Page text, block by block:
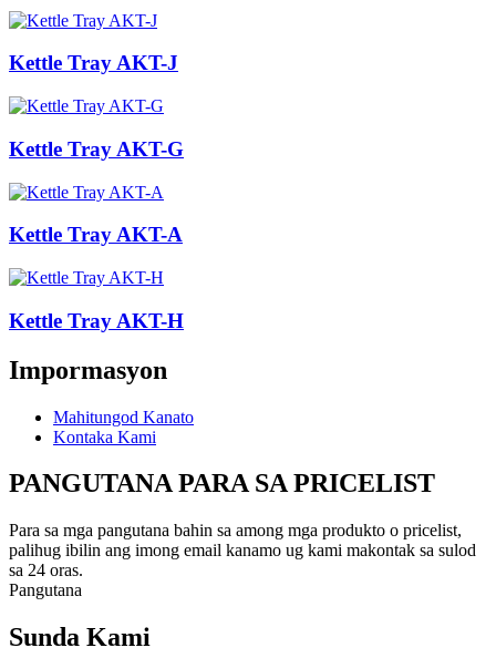
Kettle Tray AKT-J
Kettle Tray AKT-G
Kettle Tray AKT-A
Kettle Tray AKT-H
Impormasyon
Mahitungod Kanato
Kontaka Kami
PANGUTANA PARA SA PRICELIST
Para sa mga pangutana bahin sa among mga produkto o pricelist,
palihug ibilin ang imong email kanamo ug kami makontak sa sulod
sa 24 oras.
Pangutana
Sunda Kami